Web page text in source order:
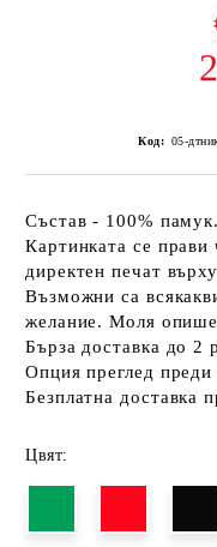
Код: 05-
Състав - 100% памук.
Картинката се прави
директен печат
Възможни са
желание. Моля
Бърза доставка до 2
Опция преглед преди
Безплатна доставка
Цвят: